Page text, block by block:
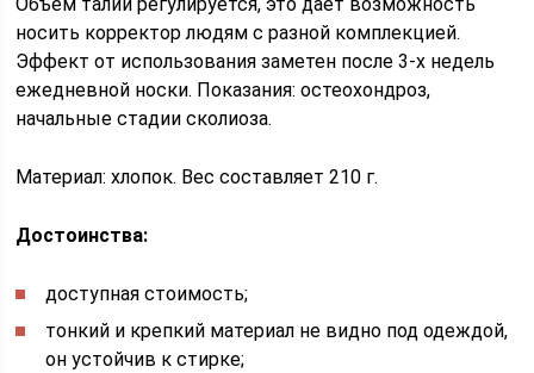
носить корректор людям с разной комплекцией.
Эффект от использования заметен после 3-х недель
ежедневной носки. Показания: остеохондроз,
начальные стадии сколиоза.
Материал: хлопок. Вес составляет 210 г.
Достоинства:
доступная стоимость;
тонкий и крепкий материал не видно под одеждой,
он устойчив к стирке;